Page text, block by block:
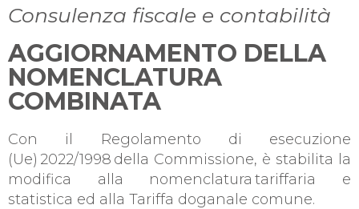
Consulenza fiscale e contabilità
AGGIORNAMENTO DELLA
NOMENCLATURA
COMBINATA
Con il Regolamento di esecuzione
(Ue) 2022/1998 della Commissione, è stabilita la
modifica alla nomenclatura tariffaria e
statistica ed alla Tariffa doganale comune.